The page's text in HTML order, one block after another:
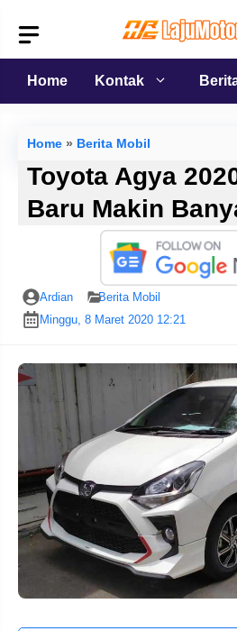
isi
Home
Kontak
Home » Berita Mobil
Toyota Agya
Baru Makin
Ardian
Berita Mobil
Minggu, 8 Maret 2020 12:21